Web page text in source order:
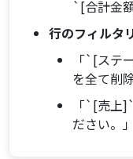
`[合計金
行のフィルタ
「`[ステ
を全て削
「`[売上
ださい。」